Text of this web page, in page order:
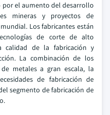
por el aumento del desarrollo
mineras y proyectos de
Los fabricantes están
de corte de alto
calidad de la fabricación y
La combinación de los
metales a gran escala, la
de fabricación de
segmento de fabricación de